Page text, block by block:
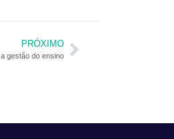
PRÓXIMO
gestão do ensino